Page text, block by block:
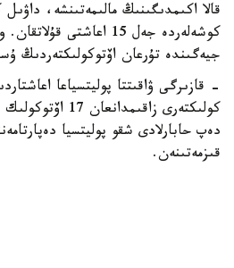
قالا اكىمدىگىنىڭ مالىمەتىنشە، داۋىل
كوشەلەردە جەل 15 اعاشتى
جيەگىندە تۇرعان اۆتوكولىكتەردىڭ
- قازىرگى ۋاقىتتا پوليتسياعا
كولىكتەرى
دەپ حابارلادى شقو پوليتسيا
قىزمەتىنەن.